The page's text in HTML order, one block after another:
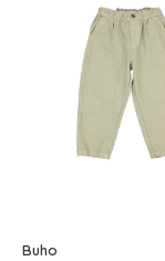
Buho